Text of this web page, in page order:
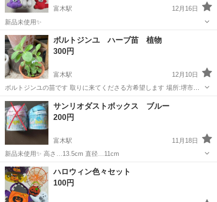
富木駅
12月16日
新品未使用✨️
大阪 高石市 富木駅 テディベア
ボルトジンユ ハーブ苗 植物
300円
富木駅
12月10日
ボルトジンユの苗です 取りに来てくださる方希望します 場所:堺市西
区 福泉小学校前になります ＊その他、多肉、ガステリア、アロエ、不
夜城の苗
大阪 堺市 富木駅 その他 ボルトジンユ
サンリオダストボックス ブルー
200円
富木駅
11月18日
新品未使用✨ 高さ…13.5cm 直径…11cm
大阪 高石市 富木駅 その他 ダストボックス
ハロウィン色々セット
100円